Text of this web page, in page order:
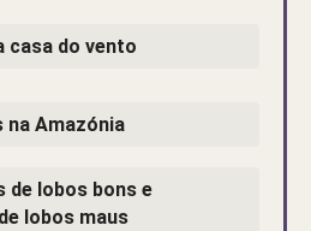
casa do vento
na Amazónia
de lobos bons e
lobos maus